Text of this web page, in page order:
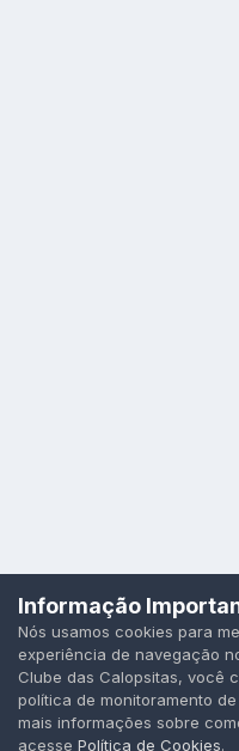
Idioma
Todos os
Powered
Informação
Nós usamos cookies para
experiência de navegação
Clube das Calopsitas, você
política de monitoramento
mais informações sobre
acesse Política de Cookies.